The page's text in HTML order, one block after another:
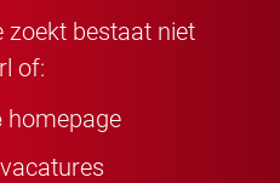
zoekt bestaat niet
of:
homepage